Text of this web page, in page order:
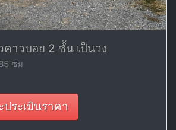
คาวบอย 2 ชั้น เป็นวง
ซม
ระเมินราคา